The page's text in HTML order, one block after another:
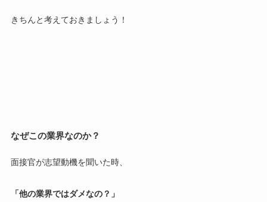
きちんと考えておきましょう！
なぜこの業界なのか？
面接官が志望動機を聞いた時、
「他の業界ではダメなの？」